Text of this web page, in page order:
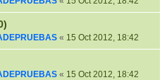
« 15 Oct 2012, 18:42
« 15 Oct 2012, 18:42